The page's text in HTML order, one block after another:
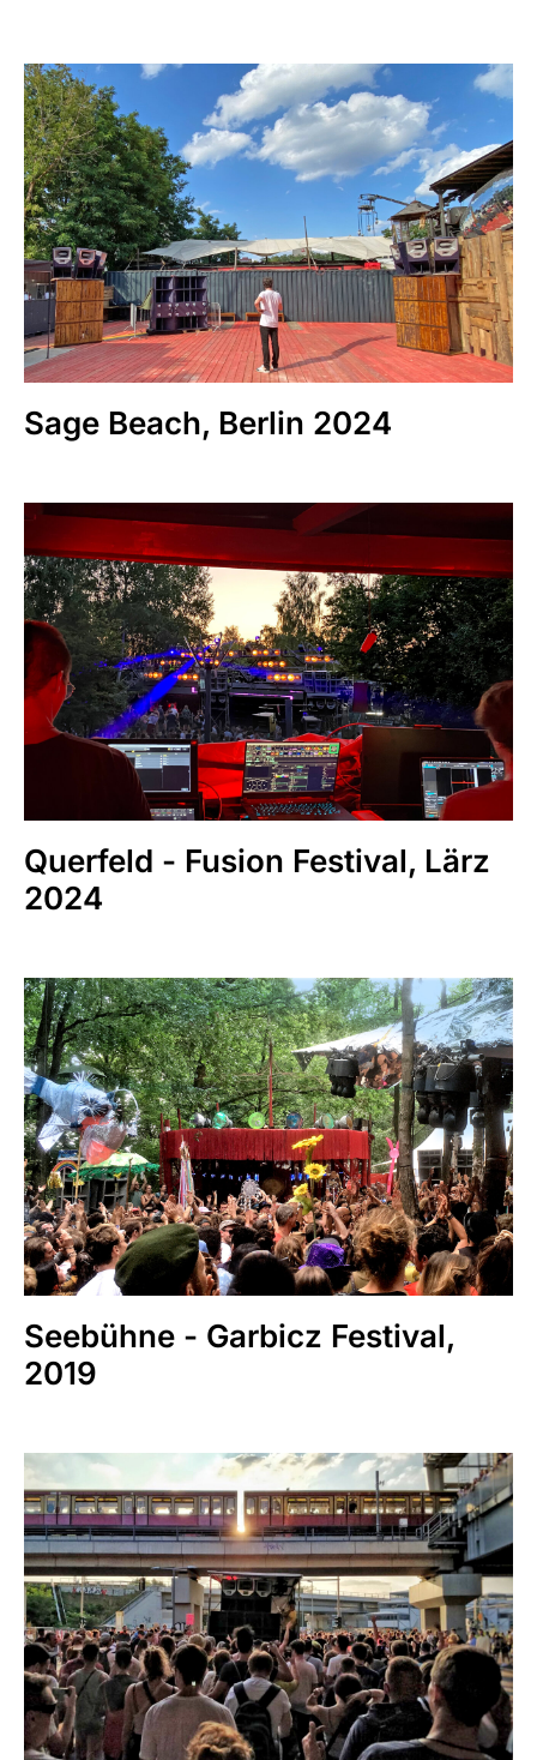
Sage Beach, Berlin 2024
Querfeld - Fusion Festival, Lärz
2024
Seebühne - Garbicz Festival,
2019